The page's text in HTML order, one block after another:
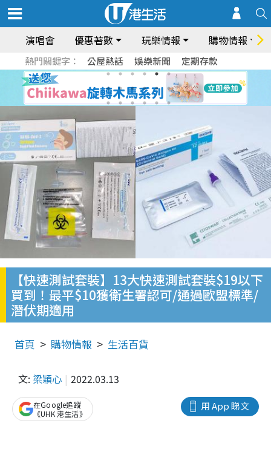
演唱會 優惠著數 玩樂情報 購物情報
熱門關鍵字： 公屋熱話 娛樂新聞 定期存款
【快速測試套裝】13大快速測試套裝$19以下
買到！最平$10獲衛生署認可/通過歐盟標準/
潛伏期適用
首頁 購物情報 生活百貨
文: 梁穎心 2022.03.13
用 App 睇文
在Google追蹤
《UHK 港生活》